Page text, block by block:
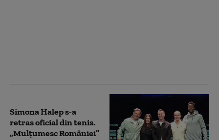
Simona Halep s-a
retras oficial din tenis.
„Mulţumesc României”